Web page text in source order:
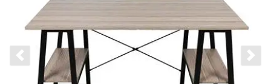
Previous slide